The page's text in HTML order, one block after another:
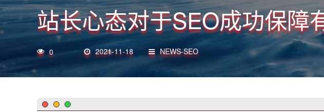
站长心态对于SEO成功保障
0 2021-11-18 NEWS-SEO